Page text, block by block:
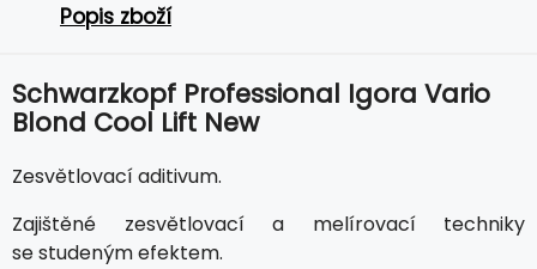
Popis zboží
Schwarzkopf Professional Igora Vario
Blond Cool Lift New
Zesvětlovací aditivum.
Zajištěné zesvětlovací a melírovací techniky
se studeným efektem.